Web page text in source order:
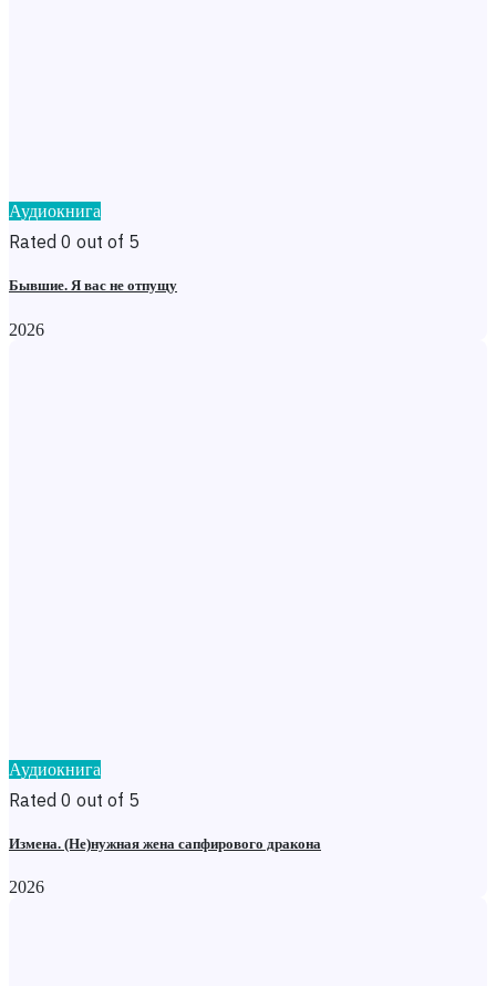
Аудиокнига
Rated 0 out of 5
Бывшие. Я вас не отпущу
2026
Аудиокнига
Rated 0 out of 5
Измена. (Не)нужная жена сапфирового дракона
2026